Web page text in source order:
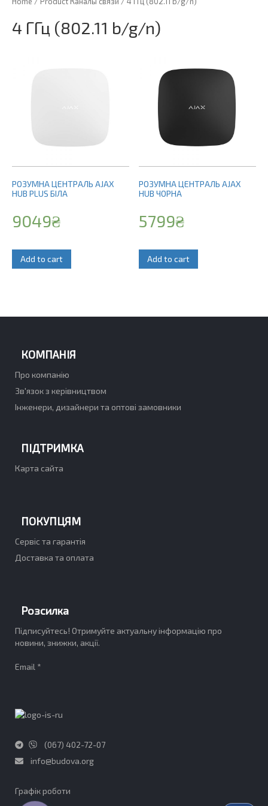
4 ГГц (802.11 b/g/n)
РОЗУМНА ЦЕНТРАЛЬ AJAX
HUB PLUS БІЛА
9049₴
Add to cart
РОЗУМНА ЦЕНТРАЛЬ AJAX
HUB ЧОРНА
5799₴
Add to cart
КОМПАНІЯ
Про компанію
Зв'язок з керівництвом
Інженери, дизайнери та оптові замовники
ПІДТРИМКА
Карта сайта
ПОКУПЦЯМ
Сервіс та гарантія
Доставка та оплата
Розсилка
Підписуйтесь! Отримуйте актуальну інформацію про
новини, знижки, акції.
Email *
(067) 402-72-07
info@budova.org
Графік роботи​